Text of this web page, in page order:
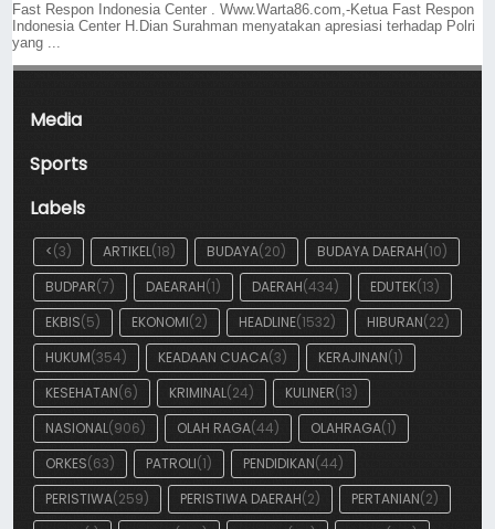
Fast Respon Indonesia Center . Www.Warta86.com,-Ketua Fast Respon
Indonesia Center H.Dian Surahman menyatakan apresiasi terhadap Polri
yang ...
Media
Sports
Labels
<(3) ARTIKEL(18) BUDAYA(20) BUDAYA DAERAH(10)
BUDPAR(7) DAEARAH(1) DAERAH(434) EDUTEK(13)
EKBIS(5) EKONOMI(2) HEADLINE(1532) HIBURAN(22)
HUKUM(354) KEADAAN CUACA(3) KERAJINAN(1)
KESEHATAN(6) KRIMINAL(24) KULINER(13)
NASIONAL(906) OLAH RAGA(44) OLAHRAGA(1)
ORKES(63) PATROLI(1) PENDIDIKAN(44)
PERISTIWA(259) PERISTIWA DAERAH(2) PERTANIAN(2)